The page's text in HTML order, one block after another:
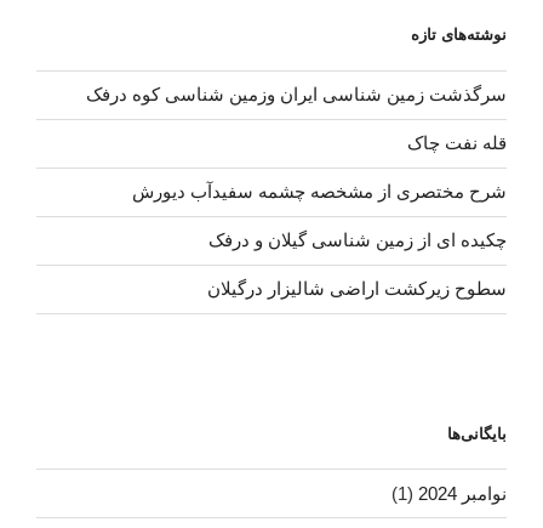
نوشته‌های تازه
سرگذشت زمین شناسی ایران وزمین شناسی کوه درفک
قله نفت چاک
شرح مختصری از مشخصه چشمه سفیدآب دیورش
چکیده ای از زمین شناسی گیلان و درفک
سطوح زیرکشت اراضی شالیزار درگیلان
بایگانی‌ها
نوامبر 2024 (1)